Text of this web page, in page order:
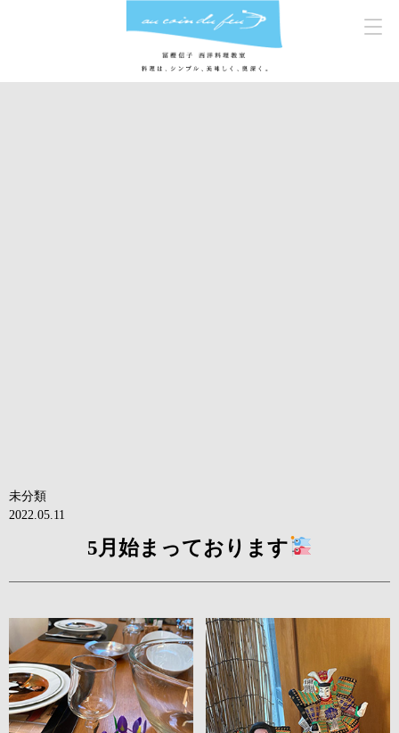
未分類
2022.05.11
5月始まっております